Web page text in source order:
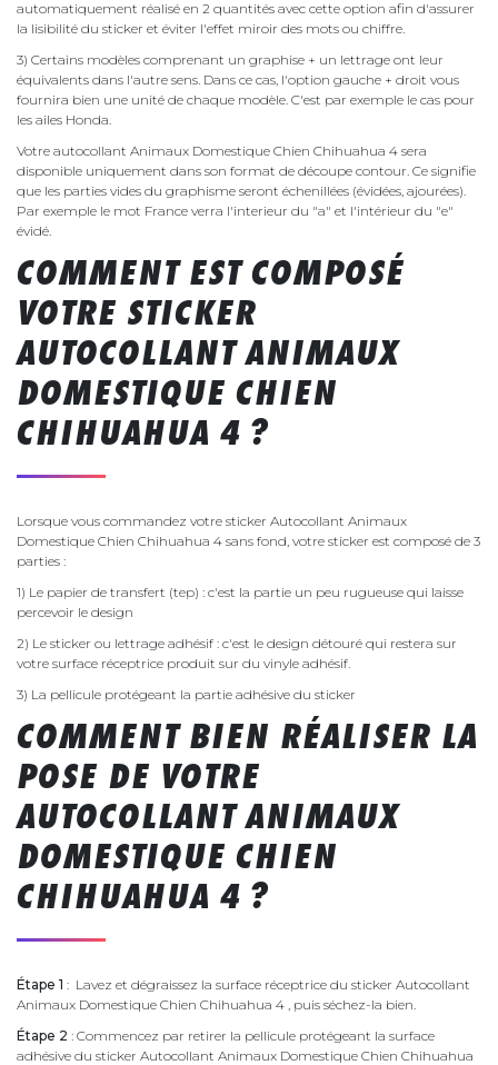
automatiquement réalisé en 2 quantités avec cette option afin d'assurer
la lisibilité du sticker et éviter l'effet miroir des mots ou chiffre.
3) Certains modèles comprenant un graphise + un lettrage ont leur
équivalents dans l'autre sens. Dans ce cas, l'option gauche + droit vous
fournira bien une unité de chaque modèle. C'est par exemple le cas pour
les ailes Honda.
Votre autocollant Animaux Domestique Chien Chihuahua 4 sera
disponible uniquement dans son format de découpe contour. Ce signifie
que les parties vides du graphisme seront échenillées (évidées, ajourées).
Par exemple le mot France verra l'interieur du "a" et l'intérieur du "e"
évidé.
COMMENT EST COMPOSÉ
VOTRE STICKER
AUTOCOLLANT ANIMAUX
DOMESTIQUE CHIEN
CHIHUAHUA 4 ?
Lorsque vous commandez votre sticker Autocollant Animaux
Domestique Chien Chihuahua 4 sans fond, votre sticker est composé de 3
parties :
1) Le papier de transfert (tep) : c'est la partie un peu rugueuse qui laisse
percevoir le design
2) Le sticker ou lettrage adhésif : c'est le design détouré qui restera sur
votre surface réceptrice produit sur du vinyle adhésif.
3) La pellicule protégeant la partie adhésive du sticker
COMMENT BIEN RÉALISER LA
POSE DE VOTRE
AUTOCOLLANT ANIMAUX
DOMESTIQUE CHIEN
CHIHUAHUA 4 ?
Étape 1 : Lavez et dégraissez la surface réceptrice du sticker Autocollant
Animaux Domestique Chien Chihuahua 4 , puis séchez-la bien.
Étape 2 : Commencez par retirer la pellicule protégeant la surface
adhésive du sticker Autocollant Animaux Domestique Chien Chihuahua